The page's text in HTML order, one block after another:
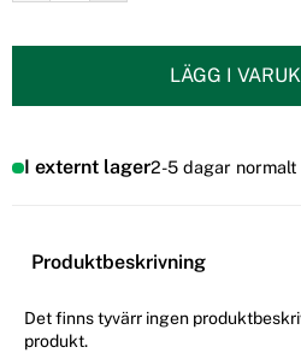
LÄGG I
I externt lager2-5 dagar normalt
Produktbeskrivning
Det finns tyvärr ingen
produkt.